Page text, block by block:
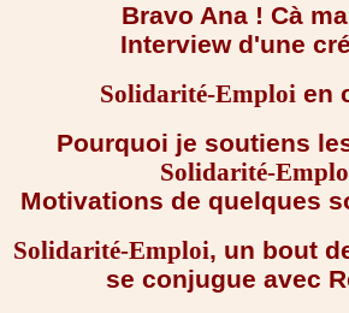
Bravo Ana ! Cà
Interview d'une
Solidarité-Emploi en
Pourquoi je soutiens
Solidarité-
Motivations de quelques
Solidarité-Emploi, un bout
se conjugue avec